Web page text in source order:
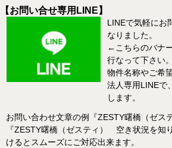
【お問い合せ専用LINE】
LINEで気軽にお
なりました。
←こちらのバナ
行なって下さい。
物件名称やご希
法人専用LINEで
します。
お問い合わせ文章の例『ZESTY曙橋（ゼス
『ZESTY曙橋（ゼスティ） 空き状況を知
けるとスムーズにご対応出来ます。